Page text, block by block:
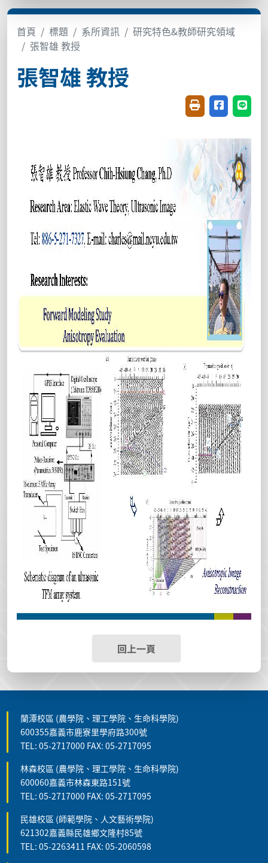
首頁 標題 系所資訊
研究特色&教師研究領域
張智雄 教授
張智雄 教授
友善列印(開新視
分享至臉書
分享
回上一頁
蘭潭校區 (農學院、理工學院、生命科學院)
600355嘉義市鹿寮里學府路300號
TEL: 05-2717000 FAX: 05-2717095
林森校區 (農學院、理工學院、生命科學院)
600060嘉義市林森東路151號
TEL: 05-2717000 FAX: 05-2717095
民雄校區 (師範學院、人文藝術學院)
621302嘉義縣民雄鄉文隆村85號
TEL: 05-2263411 FAX: 05-2060598